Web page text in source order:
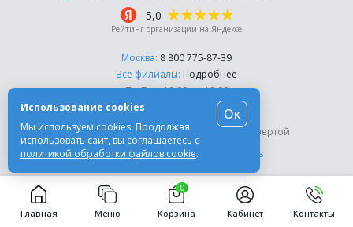
© Компания «Эль-Дент», 2003-2026
Цены на сайте не являются публичной офертой
Разработка сайта -Moscow Dynamics
5,0
Рейтинг организации на Яндексе
Москва: 8 800 775-87-39
Все филиалы: Подробнее
Пн-Пт, с 10:00 до 18:00
Использование cookies
Мы используем cookies. Продолжая
использовать сайт, вы соглашаетесь с
политикой обработки файлов cookie.
Ок
Главная Меню
0
Корзина Кабинет Контакты